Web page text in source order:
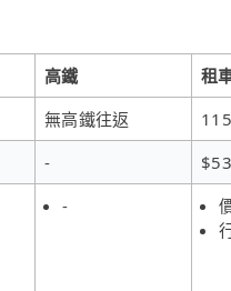
高鐵 租
無高鐵往返
-
-